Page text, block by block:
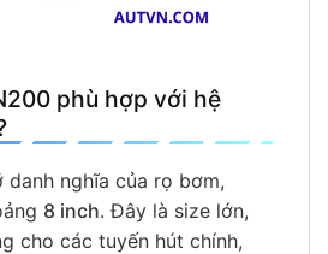
phù hợp với hệ
nghĩa của rọ bơm,
8 inch. Đây là size lớn,
cho các tuyến hút chính,